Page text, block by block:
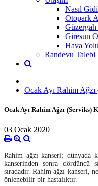
Nasıl
Otopark
Giresun
Hava
Randevu Talebi
Ocak Ayı Rahim
Ocak Ayı Rahim Ağzı (Serviks)
03 Ocak 2020
Rahim ağzı kanseri; dünyada
kanserinden sonra dördüncü
sıradadır. Rahim ağzı kanseri,
önlenebilir bir hastalıktır.